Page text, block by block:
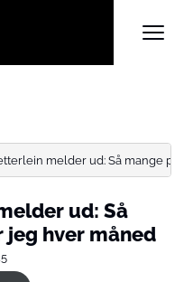
melder ud: Så mange
ud: Så
jeg hver måned